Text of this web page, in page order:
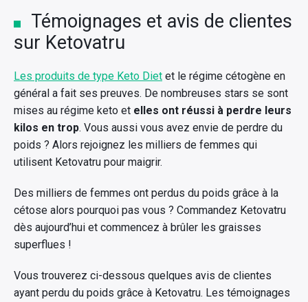
Témoignages et avis de clientes
sur Ketovatru
Les produits de type Keto Diet et le régime cétogène en
général a fait ses preuves. De nombreuses stars se sont
mises au régime keto et elles ont réussi à perdre leurs
kilos en trop. Vous aussi vous avez envie de perdre du
poids ? Alors rejoignez les milliers de femmes qui
utilisent Ketovatru pour maigrir.
Des milliers de femmes ont perdus du poids grâce à la
cétose alors pourquoi pas vous ? Commandez Ketovatru
dès aujourd’hui et commencez à brûler les graisses
superflues !
Vous trouverez ci-dessous quelques avis de clientes
ayant perdu du poids grâce à Ketovatru. Les témoignages